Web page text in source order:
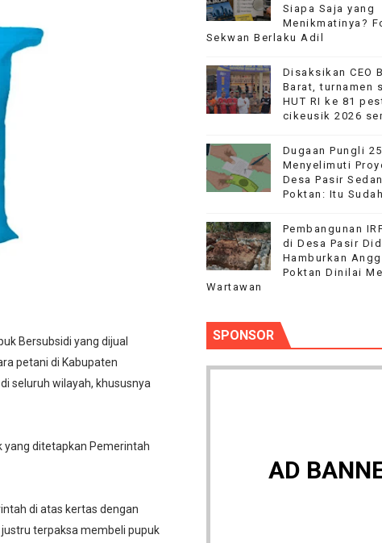
Masyarakat Selama Pesta Rakyat HUT RI ke-81
nanggala vs sukaseuneng di gelar di alun-alun lapangan
Tua Khawatir Dek Ambruk
Juta, Siapa Saja yang Menikmatinya? Forwara Minta Sekwan
Air Minum AJAK WARGA JAGA SEMANGAT KEMERDEKAAN
Bersubsidi yang dijual
petani di Kabupaten
seluruh wilayah, khususnya
yang ditetapkan Pemerintah
di atas kertas dengan
terpaksa membeli pupuk
Siapa Saja yang
Menikmatinya?
Sekwan Berlaku Adil
Disaksikan CEO
Barat, turnamen
HUT RI ke 81
cikeusik 2026
Dugaan Pungli
Menyelimuti
Desa Pasir
Poktan: Itu
Pembangunan
di Desa Pasir
Hamburkan
Poktan Dinilai
Wartawan
SPONSOR
AD